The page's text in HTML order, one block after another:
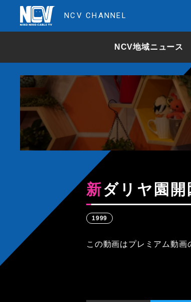
NCV CHANNEL
NCV地域ニュース
新ダリヤ園開
1999
この動画はプレミアム動画